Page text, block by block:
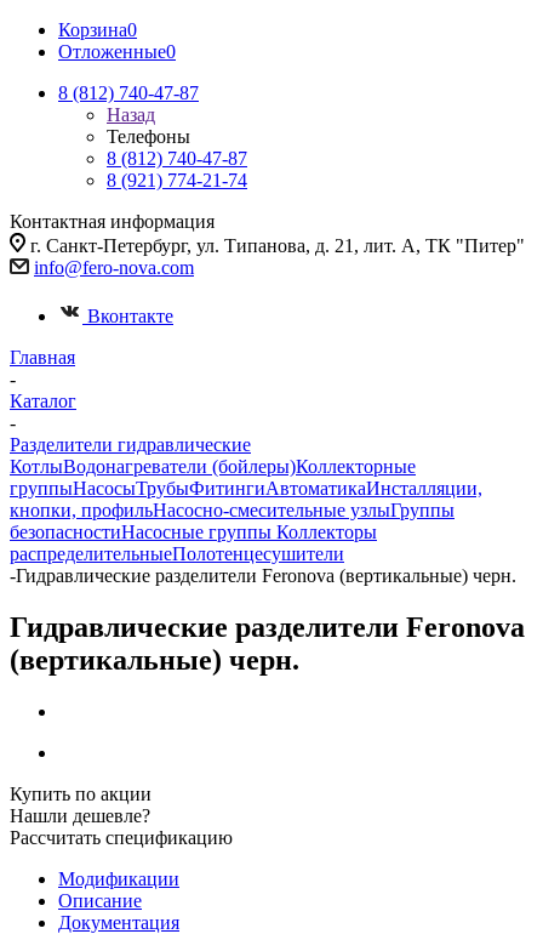
Корзина0
Отложенные0
8 (812) 740-47-87
Назад
Телефоны
8 (812) 740-47-87
8 (921) 774-21-74
Контактная информация
г. Санкт-Петербург, ул. Типанова, д. 21, лит. А, ТК "Питер"
info@fero-nova.com
Вконтакте
Главная
-
Каталог
-
Разделители гидравлические
КотлыВодонагреватели (бойлеры)Коллекторные
группыНасосыТрубыФитингиАвтоматикаИнсталляции,
кнопки, профильНасосно-смесительные узлыГруппы
безопасностиНасосные группы Коллекторы
распределительныеПолотенцесушители
-Гидравлические разделители Feronova (вертикальные) черн.
Гидравлические разделители Feronova
(вертикальные) черн.
Купить по акции
Нашли дешевле?
Рассчитать спецификацию
Модификации
Описание
Документация